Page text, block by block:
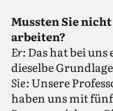
Mussten Sie
arbeiten?
Er: Das hat bei
dieselbe
Sie:Unsere
haben uns mit